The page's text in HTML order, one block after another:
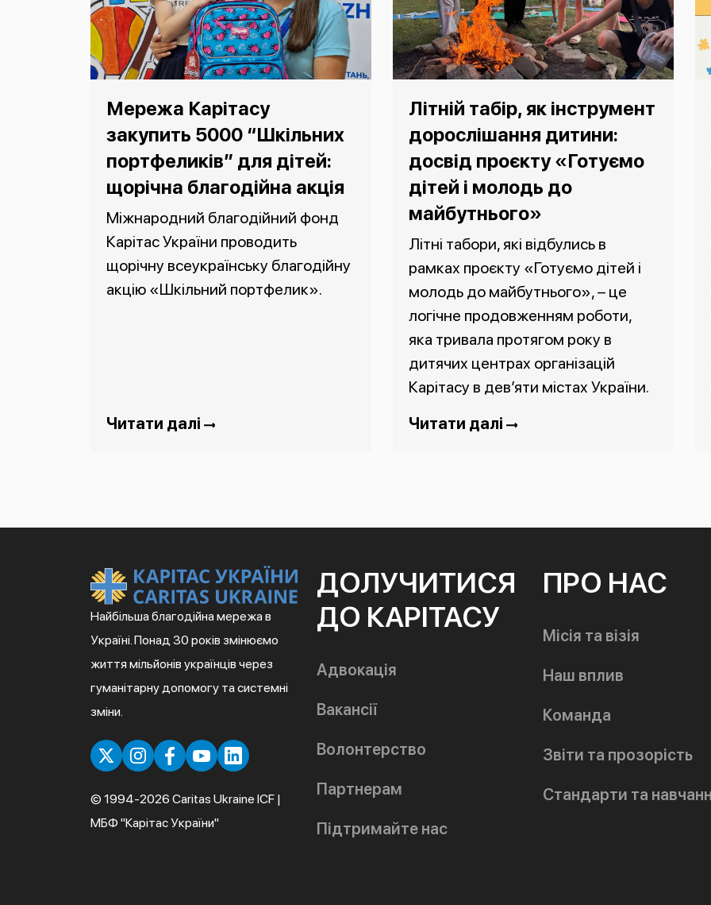
Мережа Карітасу
закупить 5000 “Шкільних
портфеликів” для дітей:
щорічна благодійна акція
Міжнародний благодійний фонд
Карітас України проводить
щорічну всеукраїнську благодійну
акцію «Шкільний портфелик».
Читати далі
Літній табір, як інструмент
дорослішання дитини:
досвід проєкту «Готуємо
дітей і молодь до
майбутнього»
Літні табори, які відбулись в
рамках проєкту «Готуємо дітей і
молодь до майбутнього», – це
логічне продовженням роботи,
яка тривала протягом року в
дитячих центрах організацій
Карітасу в дев’яти містах України.
Читати далі
Найбільша благодійна мережа в
Україні. Понад 30 років змінюємо
життя мільйонів українців через
гуманітарну допомогу та системні
зміни.
© 1994-2026 Caritas Ukraine ICF |
МБФ "Карітас України"
ДОЛУЧИТИСЯ
ДО КАРІТАСУ
Адвокація
Вакансії
Волонтерство
Партнерам
Підтримайте нас
ПРО НАС
Місія та візія
Наш вплив
Команда
Звіти та прозорість
Стандарти та